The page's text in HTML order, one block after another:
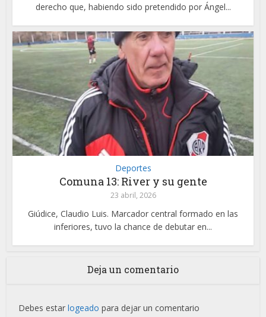
derecho que, habiendo sido pretendido por Ángel...
Deportes
Comuna 13: River y su gente
23 abril, 2026
Giúdice, Claudio Luis. Marcador central formado en las
inferiores, tuvo la chance de debutar en...
Deja un comentario
Debes estarlogeado para dejar un comentario